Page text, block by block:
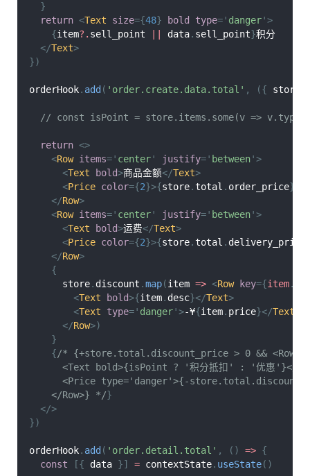
}
return <Text size={48} bold type=' danger'>
{item?. sell_point data. sell_point}积分
</Text>
})
orderHook. add ( 'order.create.data.total' , ({ store
// const isPoint = store.items.some(v => v.type
return <>
<Row items=' center' justify=' between'>
<Text bold>商品金额</Text>
<Price color={2}>{store. total . order_price}
</Row>
<Row items=' center' justify=' between'>
<Text bold>运费</Text>
<Price color={2}>{store. total . delivery_price
</Row>
{
      store
. discount .map(item => <Row key={item.
<Text bold>{item. desc}</Text>
<Text type=' danger'>-¥{item. price}</Text
</Row>)
}
{/* {+store.total.discount_price > 0 && <Row
<Text bold>{isPoint ? '积分抵扣' : '优惠'}</
<Price type='danger'>{-
    </Row>} */
}
</>
})
orderHook. add ( 'order.detail.total' , ( ) => {
const
[{ data }] = contextState. useState( )